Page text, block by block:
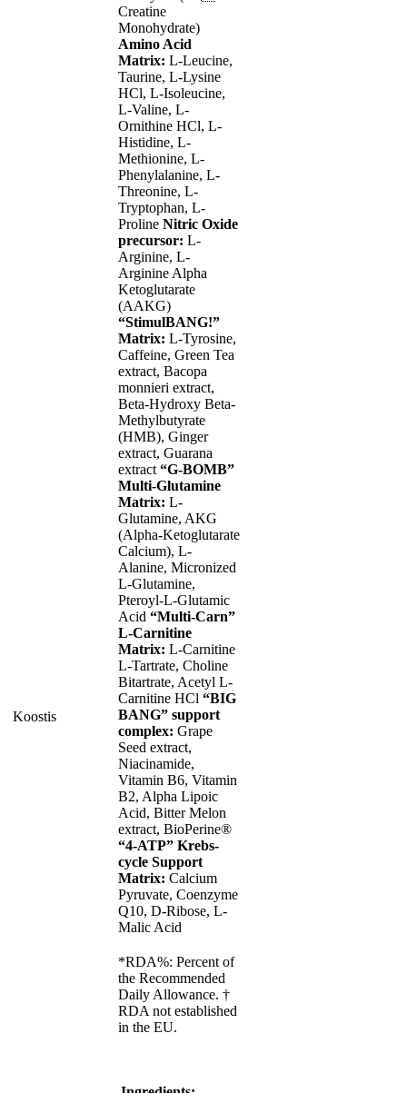
Koostis
Creatine
Monohydrate)
Amino Acid
Matrix: L-Leucine,
Taurine, L-Lysine
HCl, L-Isoleucine,
L-Valine, L-
Ornithine HCl, L-
Histidine, L-
Methionine, L-
Phenylalanine, L-
Threonine, L-
Tryptophan, L-
Proline Nitric Oxide
precursor: L-
Arginine, L-
Arginine Alpha
Ketoglutarate
(AAKG)
“StimulBANG!”
Matrix: L-Tyrosine,
Caffeine, Green Tea
extract, Bacopa
monnieri extract,
Beta-Hydroxy Beta-
Methylbutyrate
(HMB), Ginger
extract, Guarana
extract “G-BOMB”
Multi-Glutamine
Matrix: L-
Glutamine, AKG
(Alpha-Ketoglutarate
Calcium), L-
Alanine, Micronized
L-Glutamine,
Pteroyl-L-Glutamic
Acid “Multi-Carn”
L-Carnitine
Matrix: L-Carnitine
L-Tartrate, Choline
Bitartrate, Acetyl L-
Carnitine HCl “BIG
BANG” support
complex: Grape
Seed extract,
Niacinamide,
Vitamin B6, Vitamin
B2, Alpha Lipoic
Acid, Bitter Melon
extract, BioPerine®
“4-ATP” Krebs-
cycle Support
Matrix: Calcium
Pyruvate, Coenzyme
Q10, D-Ribose, L-
Malic Acid
*RDA%: Percent of
the Recommended
Daily Allowance. †
RDA not established
in the EU.